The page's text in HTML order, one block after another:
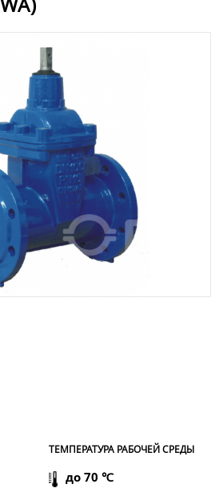
ТЕМПЕРАТУРА РАБОЧЕЙ СРЕДЫ
до 70 ℃